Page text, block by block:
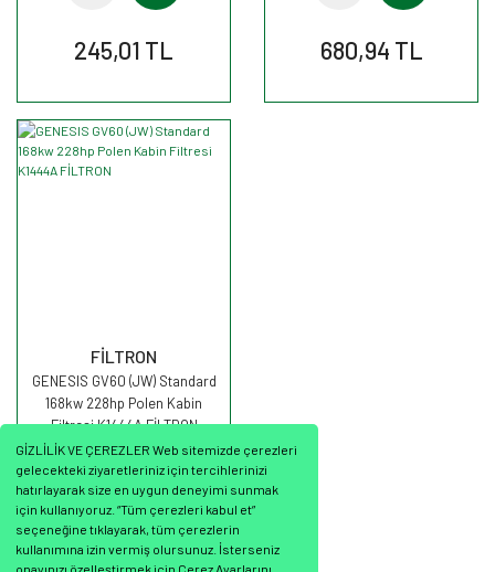
GİZLİLİK VE ÇEREZLER Web sitemizde çerezleri
gelecekteki ziyaretleriniz için tercihlerinizi
hatırlayarak size en uygun deneyimi sunmak
için kullanıyoruz. “Tüm çerezleri kabul et”
seçeneğine tıklayarak, tüm çerezlerin
kullanımına izin vermiş olursunuz. İsterseniz
245,01 TL 680,94 TL
FİLTRON
GENESIS GV60 (JW) Standard
168kw 228hp Polen Kabin
Filtresi K1444A FİLTRON
680,94 TL